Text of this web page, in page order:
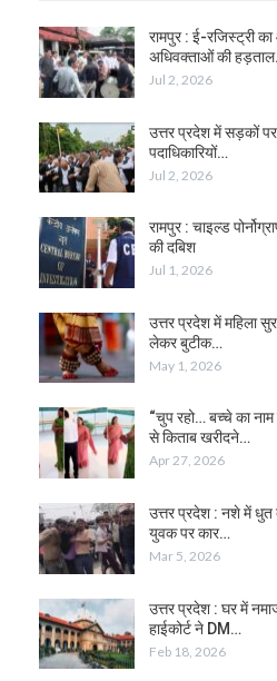
रामपुर : ई-रजिस्ट्री
अधिवक्ताओं की
Jul 2, 2026
उत्तर प्रदेश में सड़कों
पदाधिकारियों…
Jul 2, 2026
रामपुर : चाइल्ड
की दबिश
Jul 1, 2026
उत्तर प्रदेश में महिला
लेकर बुटीक…
May 1, 2026
“चुप रहो… बच्चे का नाम
से किताब खरीदने…
Apr 27, 2026
उत्तर प्रदेश : नशे में धुत
युवक पर कार…
Mar 5, 2026
उत्तर प्रदेश : घर में
हाईकोर्ट ने DM…
Feb 18, 2026